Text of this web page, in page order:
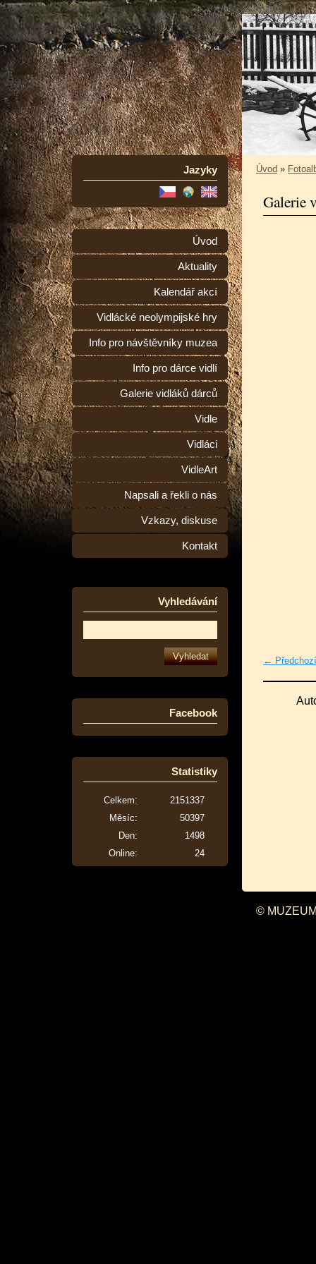
Jazyky
Úvod
Aktuality
Kalendář akcí
Vidlácké neolympijské hry
Info pro návštěvníky muzea
Info pro dárce vidlí
Galerie vidláků dárců
Vidle
Vidláci
VidleArt
Napsali a řekli o nás
Vzkazy, diskuse
Kontakt
Vyhledávání
Facebook
Statistiky
Online: 24
Celkem:
2151337
Měsíc:
50397
Den:
1498
Úvod »
Galerie
← Předchozí
©